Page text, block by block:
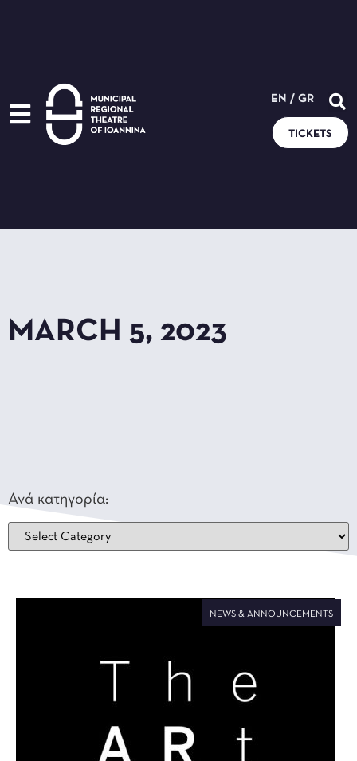
EN / GR
TICKETS
MARCH 5, 2023
Ανά κατηγορία:
NEWS & ANNOUNCEMENTS